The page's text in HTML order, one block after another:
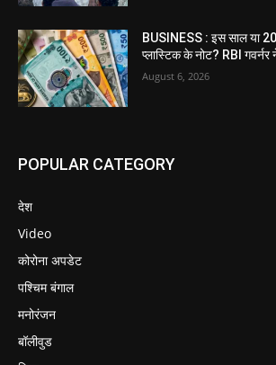
BUSINESS : इस साल या
प्लास्टिक के नोट? RBI गवर्नर
August 6, 2026
POPULAR CATEGORY
देश
Video
कोरोना अपडेट
पश्चिम बंगाल
मनोरंजन
बॉलीवुड